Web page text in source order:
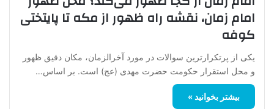
امام زمان، نقشه راه ظهور از مکه تا پایتختی
کوفه
یکی از پرتکرارترین سوالات در مورد آخرالزمان، مکان دقیق ظهور
و محل استقرار حکومت حضرت مهدی (عج) است. بر اساس…
بیشتر بخوانید »